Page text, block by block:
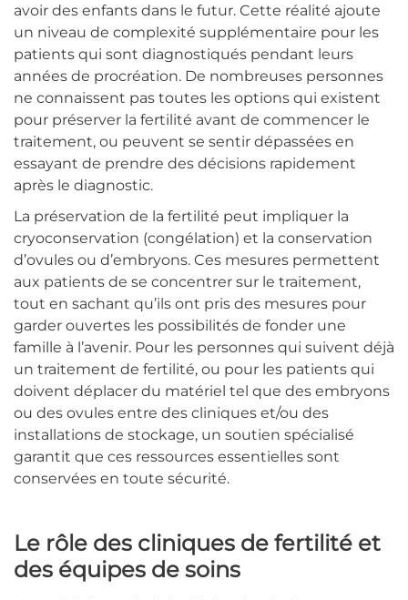
avoir des enfants dans le futur. Cette réalité ajoute
un niveau de complexité supplémentaire pour les
patients qui sont diagnostiqués pendant leurs
années de procréation. De nombreuses personnes
ne connaissent pas toutes les options qui existent
pour préserver la fertilité avant de commencer le
traitement, ou peuvent se sentir dépassées en
essayant de prendre des décisions rapidement
après le diagnostic.
La préservation de la fertilité peut impliquer la
cryoconservation (congélation) et la conservation
d’ovules ou d’embryons. Ces mesures permettent
aux patients de se concentrer sur le traitement,
tout en sachant qu’ils ont pris des mesures pour
garder ouvertes les possibilités de fonder une
famille à l’avenir. Pour les personnes qui suivent déjà
un traitement de fertilité, ou pour les patients qui
doivent déplacer du matériel tel que des embryons
ou des ovules entre des cliniques et/ou des
installations de stockage, un soutien spécialisé
garantit que ces ressources essentielles sont
conservées en toute sécurité.
Le rôle des cliniques de fertilité et
des équipes de soins